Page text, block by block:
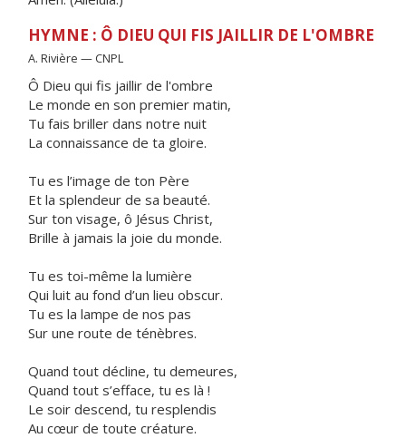
HYMNE : Ô DIEU QUI FIS JAILLIR DE L'OMBRE
A. Rivière — CNPL
Ô Dieu qui fis jaillir de l'ombre
Le monde en son premier matin,
Tu fais briller dans notre nuit
La connaissance de ta gloire.
Tu es l’image de ton Père
Et la splendeur de sa beauté.
Sur ton visage, ô Jésus Christ,
Brille à jamais la joie du monde.
Tu es toi-même la lumière
Qui luit au fond d’un lieu obscur.
Tu es la lampe de nos pas
Sur une route de ténèbres.
Quand tout décline, tu demeures,
Quand tout s’efface, tu es là !
Le soir descend, tu resplendis
Au cœur de toute créature.